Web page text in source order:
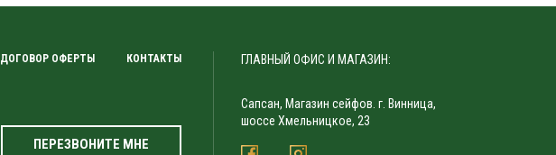
ДОГОВОР ОФЕРТЫ КОНТАКТЫ
ПЕРЕЗВОНИТЕ МНЕ
ГЛАВНЫЙ ОФИС И МАГАЗИН:
Сапсан, Магазин сейфов. г. Винница,
шоссе Хмельницкое, 23